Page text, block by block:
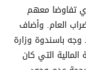
تفاوضا معهم
العام. وأضاف
وجه باسندوة وزارة
المالية التي كان